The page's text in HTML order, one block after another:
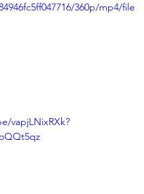
360p/mp4/file
vapjLNixRXk?